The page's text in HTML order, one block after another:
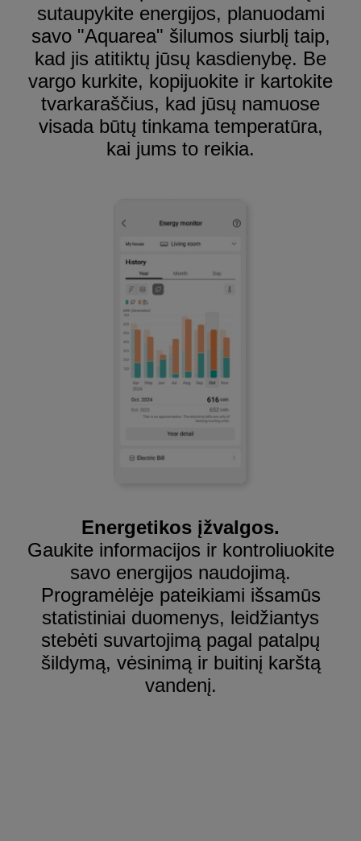
sutaupykite energijos, planuodami
savo "Aquarea" šilumos siurblį taip,
kad jis atitiktų jūsų kasdienybę. Be
vargo kurkite, kopijuokite ir kartokite
tvarkaraščius, kad jūsų namuose
visada būtų tinkama temperatūra,
kai jums to reikia.
Energetikos įžvalgos.
Gaukite informacijos ir kontroliuokite
savo energijos naudojimą.
Programėlėje pateikiami išsamūs
statistiniai duomenys, leidžiantys
stebėti suvartojimą pagal patalpų
šildymą, vėsinimą ir buitinį karštą
vandenį.